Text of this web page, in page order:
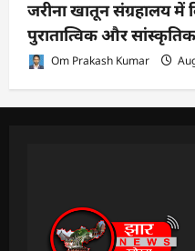
जरीना खातून संग्रहालय में
पुरातात्विक और
Om Prakash Kumar